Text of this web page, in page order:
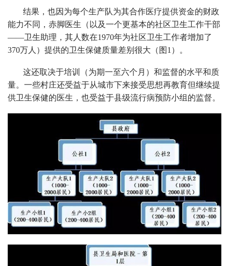
结果，也因为每个生产队为其合作医疗提供资金的财政
能力不同，赤脚医生（以及一个更基本的社区卫生工作干部
——卫生助理，其人数在1970年为社区卫生工作者增加了
370万人）提供的卫生保健质量差别很大（图1）。
这还取决于培训（为期一至六个月）和监督的水平和质
量。一些村庄还受益于从城市下来接受思想再教育但继续提
供卫生保健的医生，也受益于县级流行病预防小组的监督。